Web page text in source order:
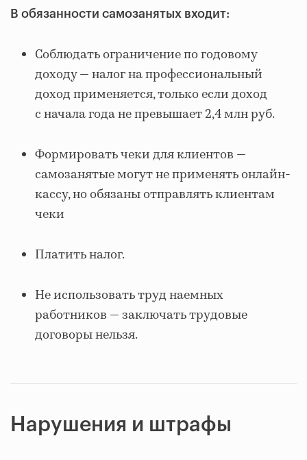
В обязанности самозанятых входит:
Соблюдать ограничение по годовому
доходу — налог на профессиональный
доход применяется, только если доход
с начала года не превышает 2,4 млн руб.
Формировать чеки для клиентов —
самозанятые могут не применять онлайн-
кассу, но обязаны отправлять клиентам
чеки
Платить налог.
Не использовать труд наемных
работников — заключать трудовые
договоры нельзя.
Нарушения и штрафы